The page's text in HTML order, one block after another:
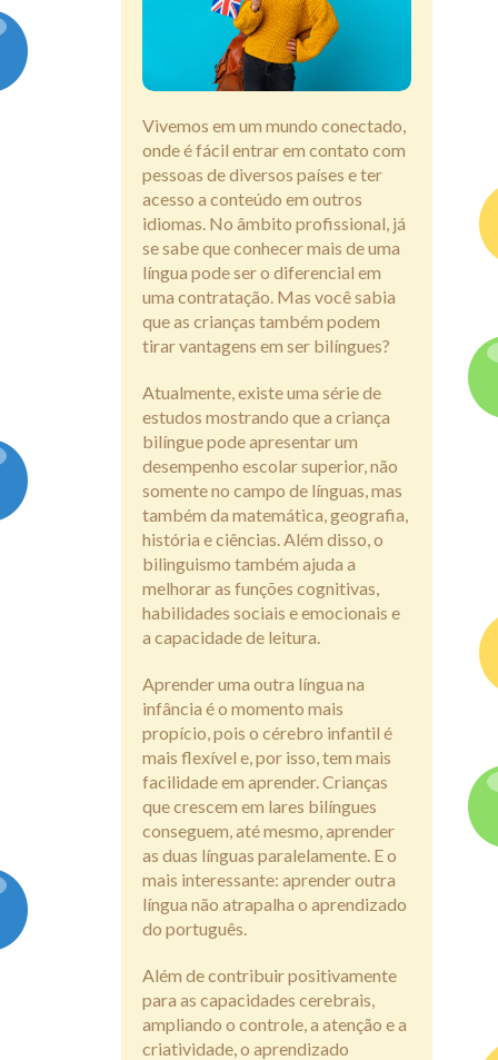
Vivemos em um mundo conectado,
onde é fácil entrar em contato com
pessoas de diversos países e ter
acesso a conteúdo em outros
idiomas. No âmbito profissional, já
se sabe que conhecer mais de uma
língua pode ser o diferencial em
uma contratação. Mas você sabia
que as crianças também podem
tirar vantagens em ser bilíngues?
Atualmente, existe uma série de
estudos mostrando que a criança
bilíngue pode apresentar um
desempenho escolar superior, não
somente no campo de línguas, mas
também da matemática, geografia,
história e ciências. Além disso, o
bilinguismo também ajuda a
melhorar as funções cognitivas,
habilidades sociais e emocionais e
a capacidade de leitura.
Aprender uma outra língua na
infância é o momento mais
propício, pois o cérebro infantil é
mais flexível e, por isso, tem mais
facilidade em aprender. Crianças
que crescem em lares bilíngues
conseguem, até mesmo, aprender
as duas línguas paralelamente. E o
mais interessante: aprender outra
língua não atrapalha o aprendizado
do português.
Além de contribuir positivamente
para as capacidades cerebrais,
ampliando o controle, a atenção e a
criatividade, o aprendizado